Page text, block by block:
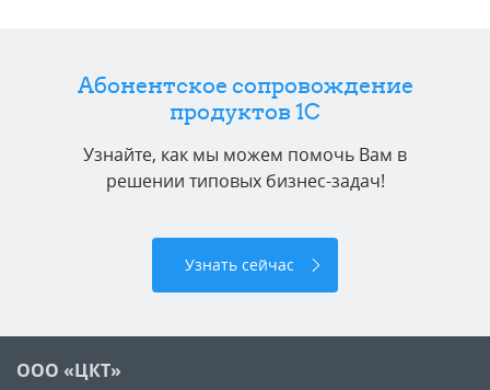
Абонентское сопровождение
продуктов 1C
Узнайте, как мы можем помочь Вам в
решении типовых бизнес-задач!
Узнать сейчас
ООО «ЦКТ»